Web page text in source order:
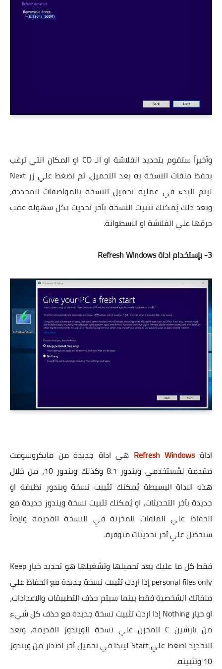
وآخيراً ستقوم بتحديد الفلاشة او الـ CD او المكان التي ترغب
بحفظ ملفات النسخة به بعد التحميل، ثم تضغط علي زر Next
ليتم البدء في عملية تحميل النسخة بالمواصفات المحددة،
وبعد ذلك يُمكنك تثبيت النسخة بآخر تحديث بكل سهولة عقب
حرقها علي الفلاشة او الاسطوانة.
3- بإستخدام اداة Refresh Windows
اداةRefresh Windows هي اداة جديدة من مايكروسوفت
مقدمة لمُستخدمي ويندوز 8.1 وكذلك ويندوز 10، من خلال
هذه الاداة البسيطة يُمكنك تثبيت نسخة ويندوز نظيفة او
جديدة بآخر التحديثات، او يُمكنك تثبيت نسخة ويندوز جديدة مع
الحفاظ علي الملفات المخزنة في النسخة القديمة وايضاً
ستحصل علي آخر تحديثات متوفرة.
فقط كل ما عليك بعد تحميلها وتشغيلها هو تحديد خيار Keep
personal files only إذا اردت تثبيت نسخة جديدة مع الحفاظ علي
ملفاتك الشخصية فقط بينما سيتم حذف التطبيقات والاعدادات،
او خيار Nothing إذا اردت تثبيت نسخة جديدة مع حذف كل شيء
من بارشين C المخزن علي نسخة الويندوز القديمة. وبعد
التحديد اضغط علي Start ليبدا في تحميل آخر اصدار من ويندوز
10 وتثبيته.